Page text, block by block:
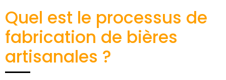
Quel est le processus de
fabrication de bières
artisanales ?